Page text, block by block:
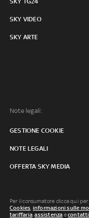
SKY VIDEO
SKY ARTE
Note legali:
GESTIONE COOKIE
NOTE LEGALI
OFFERTA SKY MEDIA
Per il consumatore clicca qui
Cookies, informazioni sulle
tariffaria,assistenza econtatti